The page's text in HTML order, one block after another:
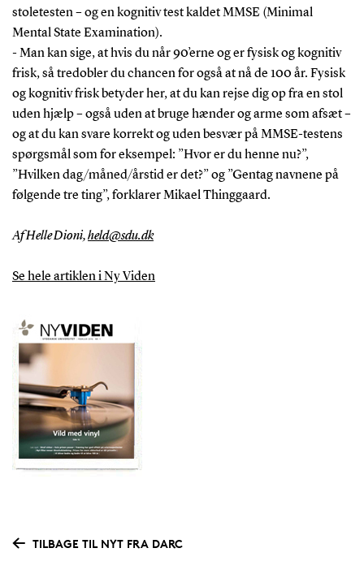
stoletesten – og en kognitiv test kaldet MMSE (Minimal
Mental State Examination).
- Man kan sige, at hvis du når 90’erne og er fysisk og kognitiv
frisk, så tredobler du chancen for også at nå de 100 år. Fysisk
og kognitiv frisk betyder her, at du kan rejse dig op fra en stol
uden hjælp – også uden at bruge hænder og arme som afsæt –
og at du kan svare korrekt og uden besvær på MMSE-testens
spørgsmål som for eksempel: ”Hvor er du henne nu?”,
”Hvilken dag/måned/årstid er det?” og ”Gentag navnene på
følgende tre ting”, forklarer Mikael Thinggaard.
Af Helle Dioni,held@sdu.dk
Se hele artiklen i Ny Viden
TILBAGE TIL NYT FRA DARC